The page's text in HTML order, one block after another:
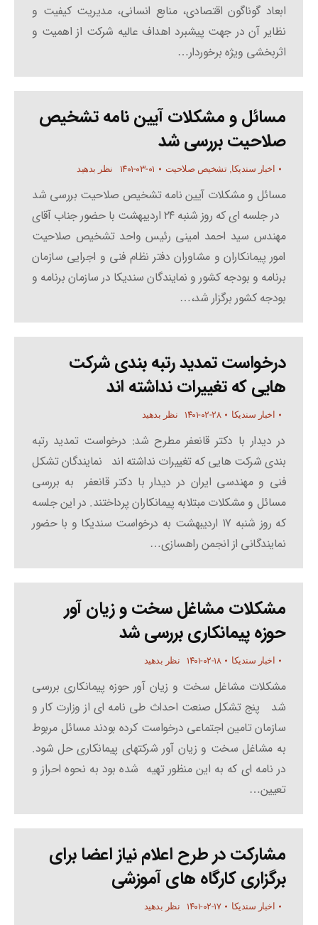
ابعاد گوناگون اقتصادی، منابع انسانی، مدیریت کیفیت و
نظایر آن در جهت پیشبرد اهداف عالیه شرکت از اهمیت و
اثربخشی ویژه برخوردار…
مسائل و مشکلات آیین نامه تشخیص
صلاحیت بررسی شد
اخبار سندیکا,تشخیص صلاحیت ۱۴۰۱-۰۳-۰۱ نظر بدهید
مسائل و مشکلات آیین نامه تشخیص صلاحیت بررسی شد
در جلسه ای که روز شنبه ۲۴ اردیبهشت با حضور جناب آقای
مهندس سید احمد امینی رئیس واحد تشخیص صلاحیت
امور پیمانکاران و مشاوران دفتر نظام فنی و اجرایی سازمان
برنامه و بودجه کشور و نمایندگان سندیکا در سازمان برنامه و
بودجه کشور برگزار شد،…
درخواست تمدید رتبه بندی شرکت
هایی که تغییرات نداشته اند
اخبار سندیکا ۱۴۰۱-۰۲-۲۸ نظر بدهید
در دیدار با دکتر قانع­فر مطرح شد: درخواست تمدید رتبه
بندی شرکت هایی که تغییرات نداشته اند نمایندگان تشکل
فنی و مهندسی ایران در دیدار با دکتر قانع­فر به بررسی
مسائل و مشکلات مبتلابه پیمانکاران پرداختند. در این جلسه
که روز شنبه ۱۷ اردیبهشت به درخواست سندیکا و با حضور
نمایندگانی از انجمن راهسازی…
مشکلات مشاغل سخت و زیان آور
حوزه پیمانکاری بررسی شد
اخبار سندیکا ۱۴۰۱-۰۲-۱۸ نظر بدهید
مشکلات مشاغل سخت و زیان آور حوزه پیمانکاری بررسی
شد پنج تشکل صنعت احداث طی نامه ای از وزارت کار و
سازمان تامین اجتماعی درخواست کرده بودند مسائل مربوط
به مشاغل سخت و زیان ­آور شرکتهای پیمانکاری حل شود.
در نامه ­ای که به این منظور تهیه شده بود به نحوه احراز و
تعیین…
مشارکت در طرح اعلام نیاز اعضا برای
برگزاری کارگاه های آموزشی
اخبار سندیکا ۱۴۰۱-۰۲-۱۷ نظر بدهید